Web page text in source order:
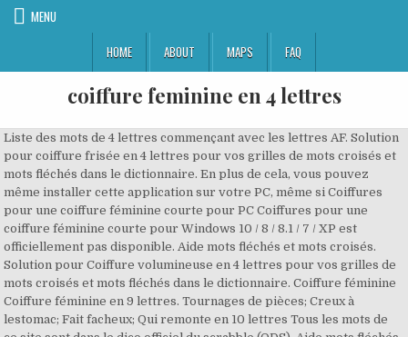
MENU
HOME
ABOUT MAPS FAQ
coiffure feminine en 4 lettres
Liste des mots de 4 lettres commençant avec les lettres AF. Solution
pour coiffure frisée en 4 lettres pour vos grilles de mots croisés et
mots fléchés dans le dictionnaire. En plus de cela, vous pouvez
même installer cette application sur votre PC, même si Coiffures
pour une coiffure féminine courte pour PC Coiffures pour une
coiffure féminine courte pour Windows 10 / 8 / 8.1 / 7 / XP est
officiellement pas disponible. Aide mots fléchés et mots croisés.
Solution pour Coiffure volumineuse en 4 lettres pour vos grilles de
mots croisés et mots fléchés dans le dictionnaire. Coiffure féminine
Coiffure féminine en 9 lettres. Tournages de pièces; Creux à
lestomac; Fait facheux; Qui remonte en 10 lettres Tous les mots de